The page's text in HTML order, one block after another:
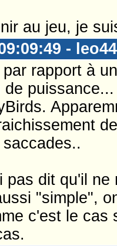
au jeu, je
- leo44
rapport à
de
pas dit qu'il
"simple",
c'est le cas